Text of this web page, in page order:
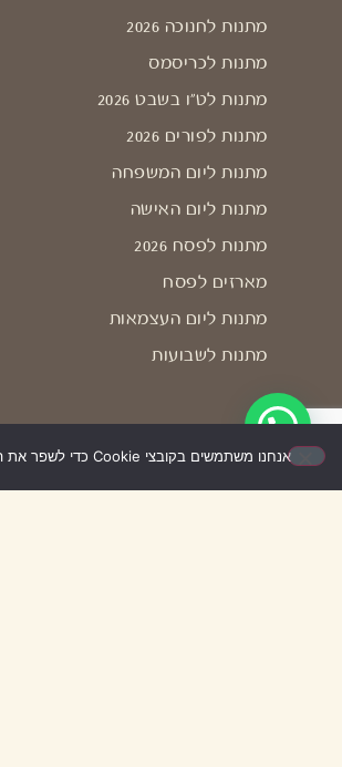
מתנות לחנוכה 2026
מתנות לכריסמס
מתנות לט"ו בשבט 2026
מתנות לפורים 2026
מתנות ליום המשפחה
מתנות ליום האישה
מתנות לפסח 2026
מארזים לפסח
מתנות ליום העצמאות
מתנות לשבועות
אנחנו משתמשים בקובצי Cookie כדי לשפר את החוויה שלך באתר. באישור השימוש – האתר יעבוד בצורה הטובה ביותר עבורך. אם לא תאשר/י, ייתכן שחלק מהאפשרויות לא יפעלו.